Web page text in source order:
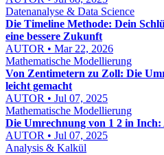
Datenanalyse & Data Science
Die Timeline Methode: Dein
eine bessere Zukunft
AUTOR • Mar 22, 2026
Mathematische Modellierung
Von Zentimetern zu Zoll: Die
leicht gemacht
AUTOR • Jul 07, 2025
Mathematische Modellierung
Die Umrechnung von 1 2 in Inch:
AUTOR • Jul 07, 2025
Analysis & Kalkül